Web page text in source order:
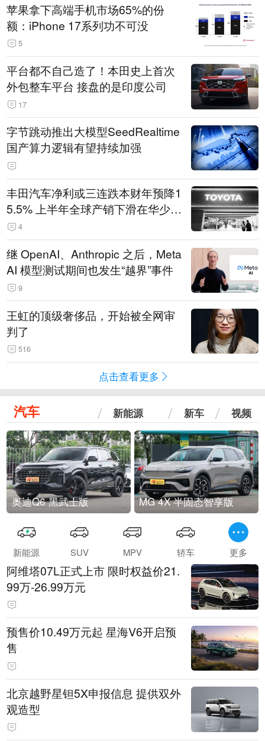
苹果拿下高端手机市场65%的份
额：iPhone 17系列功不可没
5
平台都不自己造了！本田史上首次
外包整车平台 接盘的是印度公司
17
字节跳动推出大模型SeedRealtime
国产算力逻辑有望持续加强
丰田汽车净利或三连跌本财年预降1
5.5% 上半年全球产销下滑在华少卖
14.3万辆
4
继 OpenAI、Anthropic 之后，Meta
AI 模型测试期间也发生“越界”事件
9
王虹的顶级奢侈品，开始被全网审
判了
516
点击查看更多
汽车 新能源 新车 视频
奥迪Q6 黑武士版 MG 4X 半固态智享版
新能源 SUV MPV 轿车 更多
阿维塔07L正式上市 限时权益价21.
99万-26.99万元
预售价10.49万元起 星海V6开启预
售
北京越野星钽5X申报信息 提供双外
观造型